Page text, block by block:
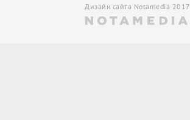
Дизайн сайта Notamedia 2017